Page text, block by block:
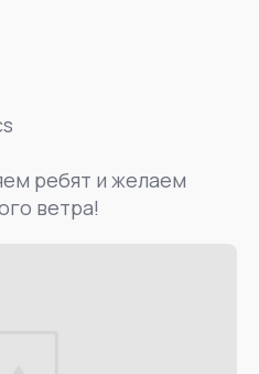
ребят и желаем
ветра!